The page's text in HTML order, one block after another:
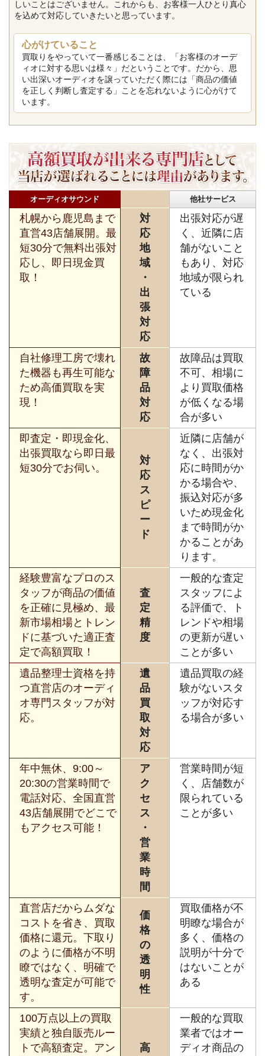
しいことはございません。これからも、お客様一人ひとり真心
を込めて対応していきたいと思っています。
心がけていること
買取りをやっていて一番感じることは、「お客様のオーデ
ィオに対する思いは様々」だということです。だから、思
い出深いオーディオを譲っていただく際には「商品の価値
を正しく判断し査定する」ことを忘れないように心がけて
います。
オーディオサウンド 他社サービス
札幌から鹿児島まで
直営43店舗展開。最
短30分で無料出張対
応し、即日現金買
取！
対
応
地
域
・
出
張
対
応
出張対応が遅
く、近隣に店
舗がないこと
もあり、対応
地域が限られ
ている
自社修理工房で壊れ
た機器も再生可能な
ため高価買取を実
現！
故
障
品
対
応
故障品は買取
不可、相場に
より買取価格
が低くなる場
合が多い
即査定・即現金化、
出張買取なら即日最
短30分でお伺い。
対
応
ス
ピ
ー
ド
近隣に店舗が
なく、出張対
応に時間がか
かる場合や、
振込対応が多
いため現金化
まで時間がか
かることがあ
ります。
経験豊富なプロのス
タッフが商品の価値
を正確に見極め、最
新市場相場とトレン
ドに基づいた適正査
定で高額買取！
査
定
精
度
一般的な査定
スタッフによ
る評価で、ト
レンドや相場
の更新が遅い
ことが多い
遺品整理士資格を持
つ直営店のオーディ
オ専門スタッフが対
応。
遺
品
買
取
対
応
遺品買取の経
験がないスタ
ッフが対応す
る場合が多い
年中無休、9:00～
20:30の営業時間で
電話対応、全国直営
43店舗展開でどこで
もアクセス可能！
ア
ク
セ
ス
・
営
業
時
間
営業時間が短
く、店舗数が
限られている
ことが多い
直営店だからムダな
コストを省き、買取
価格に還元。下取り
のように価格が不明
瞭ではなく、明確で
透明な査定が可能で
す。
価
格
の
透
明
性
買取価格が不
明瞭な場合が
多く、価格の
説明が十分で
はないことが
ある
100万点以上の買取
実績と独自販売ルー
トで高額査定。アン
高
一般的な買取
業者ではオー
ディオ商品の